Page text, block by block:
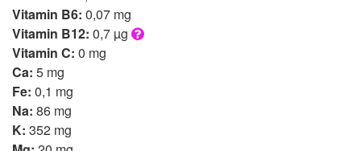
Vitamin B6: 0,07 mg
Vitamin B12: 0,7 µg
Vitamin C: 0 mg
Ca: 5 mg
Fe: 0,1 mg
Na: 86 mg
K: 352 mg